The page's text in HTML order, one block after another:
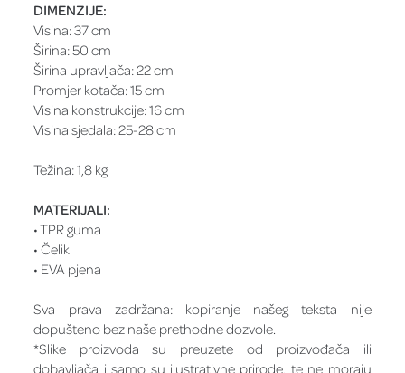
DIMENZIJE:
Visina: 37 cm
Širina: 50 cm
Širina upravljača: 22 cm
Promjer kotača: 15 cm
Visina konstrukcije: 16 cm
Visina sjedala: 25-28 cm
Težina: 1,8 kg
MATERIJALI:
• TPR guma
• Čelik
• EVA pjena
Sva prava zadržana: kopiranje našeg teksta nije
dopušteno bez naše prethodne dozvole.
*Slike proizvoda su preuzete od proizvođača ili
dobavljača i samo su ilustrativne prirode, te ne moraju